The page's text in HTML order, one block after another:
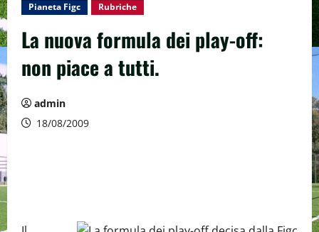
Pianeta Figc Rubriche
La nuova formula dei play-off:
non piace a tutti.
admin
18/08/2009